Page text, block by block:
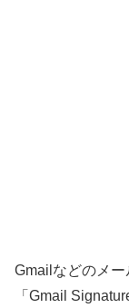
Gmailなどのメ
「Gmail